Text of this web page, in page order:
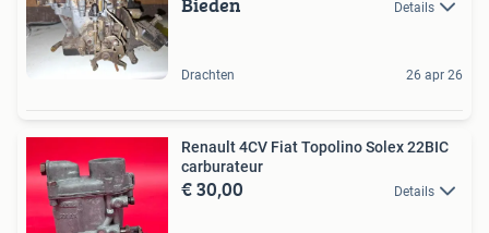
Details
Drachten 26 apr 26
Renault 4CV Fiat Topolino Solex 22BIC
carburateur
€ 30,00 Details